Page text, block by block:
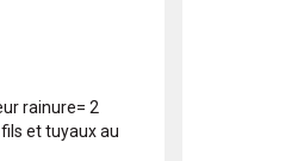
rainure= 2
et tuyaux au